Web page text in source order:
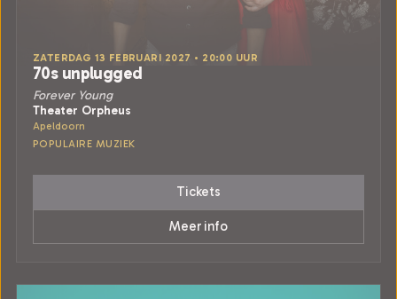
ZATERDAG 13 FEBRUARI 2027 • 20:00 UUR
70s unplugged
Forever Young
Theater Orpheus
Apeldoorn
POPULAIRE MUZIEK
Tickets
Meer info